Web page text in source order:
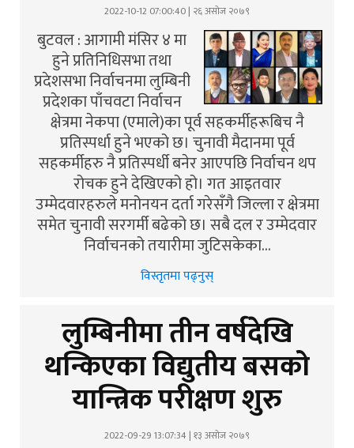
2022-10-12 07:00:40 | २६ असोज २०७९
बुटवल : आगामी मंसिर ४ मा
हुने प्रतिनिधिसभा तथा
प्रदेशसभा निर्वाचनमा लुम्बिनी
प्रदेशका पाँचवटा निर्वाचन
क्षेत्रमा नेकपा (एमाले)का पूर्व सहकर्मीहरूबिच नै
प्रतिस्पर्धा हुने भएको छ। चुनावी मैदानमा पूर्व
सहकर्मीहरु नै प्रतिस्पर्धी बनेर आएपछि निर्वाचन थप
रोचक हुने देखिएको हो। गत आइतवार
उम्मेदवारहरुले मनोनयन दर्ता गरेसँगै जिल्ला र क्षेत्रमा
समेत चुनावी सरगर्मी बढेको छ। सबै दल र उम्मेदवार
निर्वाचनको तयारीमा जुटिसकेका…
विस्तृतमा पढ्नुस्
लुम्बिनीमा तीन वर्षदेखि
थन्किएका विद्युतीय बसको
यान्त्रिक परीक्षण शुरु
2022-09-29 13:07:34 | १३ असोज २०७९